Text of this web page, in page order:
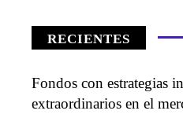
RECIENTES
Fondos con estrategias
extraordinarios en el